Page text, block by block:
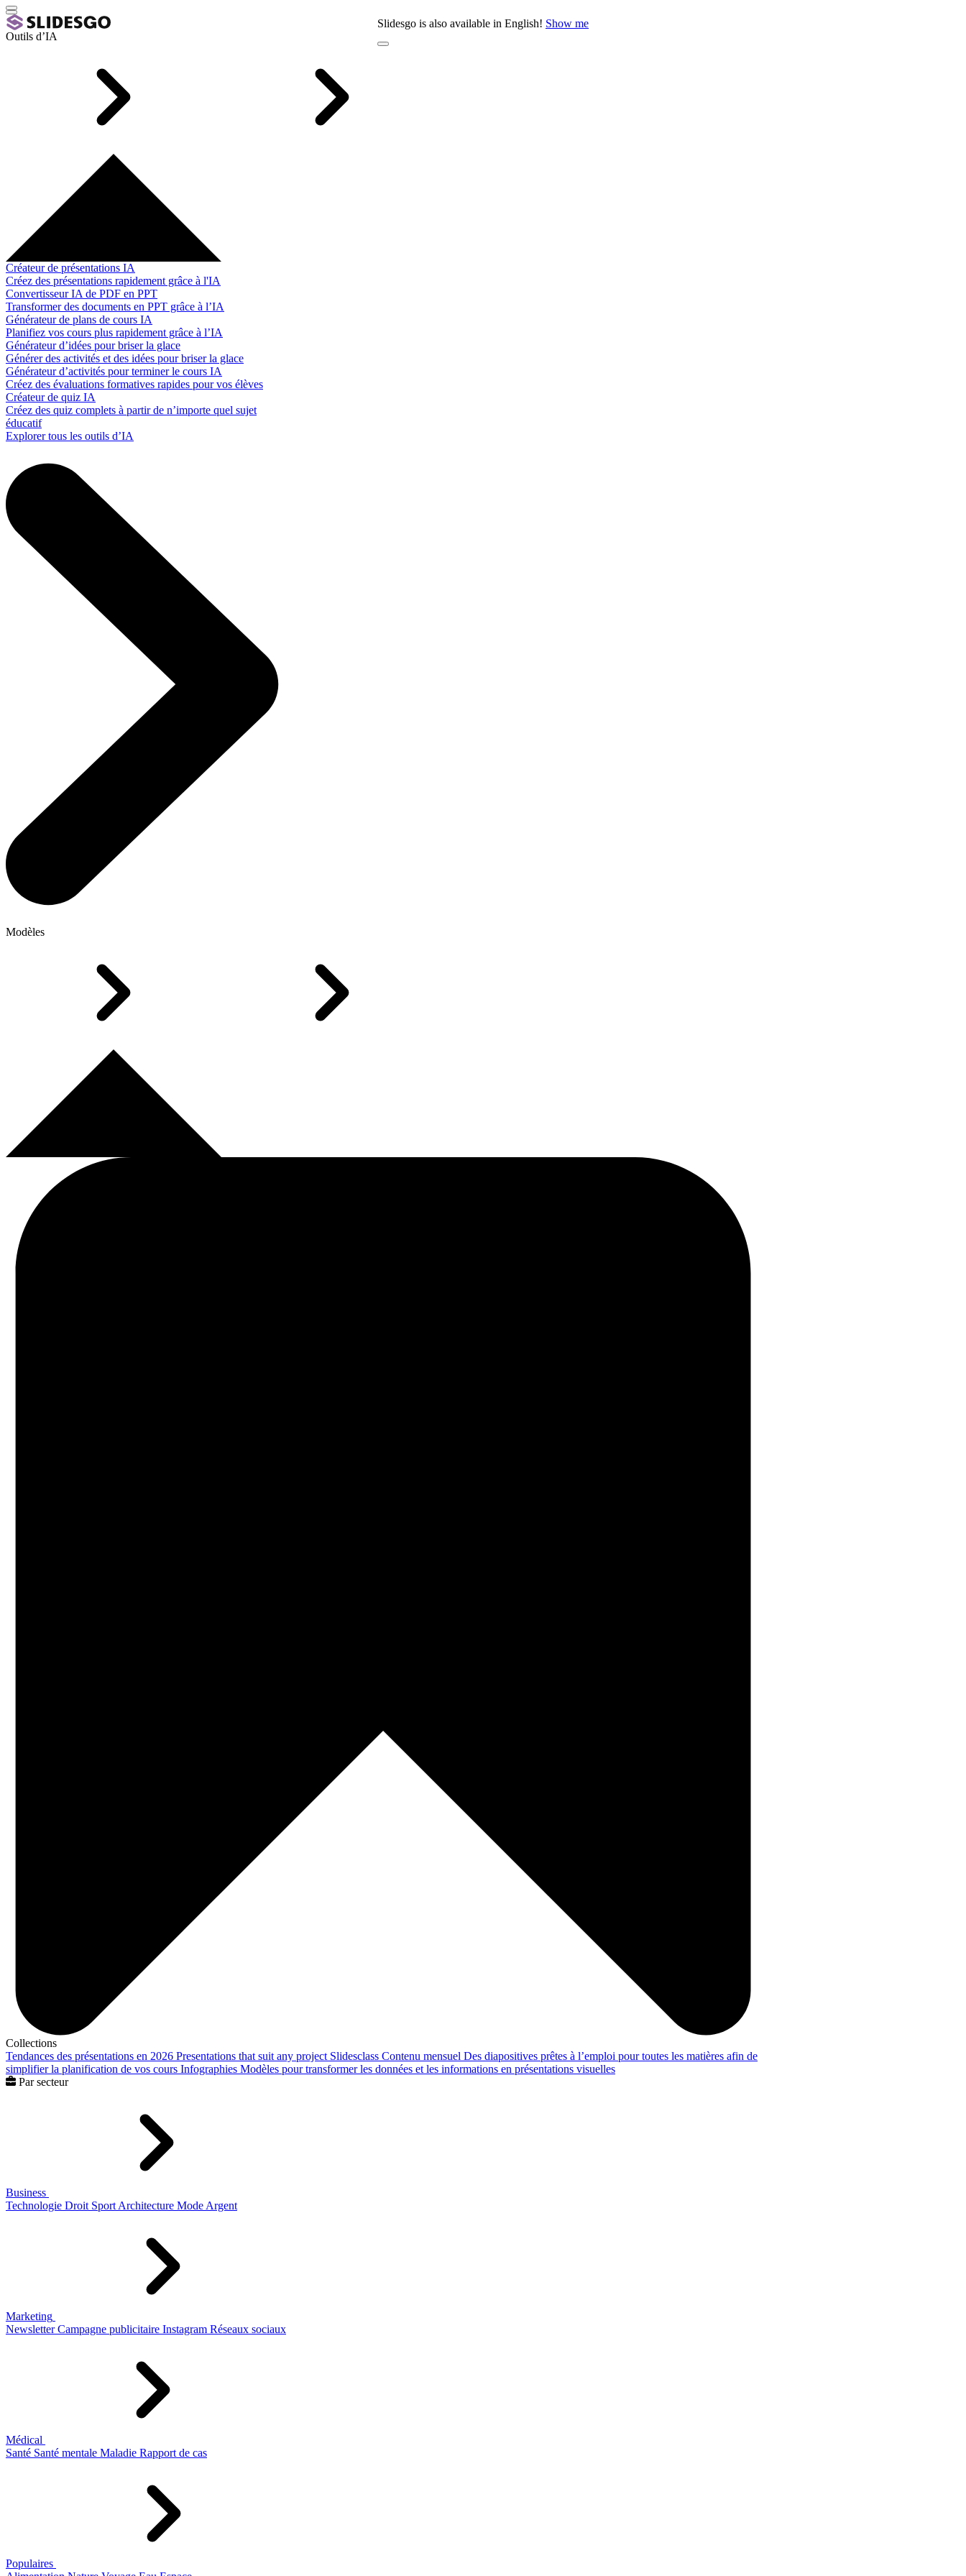
Slidesgo is also available in English! Show me
Outils d’IA
Créateur de présentations IA
Créez des présentations rapidement grâce à l'IA
Convertisseur IA de PDF en PPT
Transformer des documents en PPT grâce à l’IA
Générateur de plans de cours IA
Planifiez vos cours plus rapidement grâce à l’IA
Générateur d’idées pour briser la glace
Générer des activités et des idées pour briser la glace
Générateur d’activités pour terminer le cours IA
Créez des évaluations formatives rapides pour vos élèves
Créateur de quiz IA
Créez des quiz complets à partir de n’importe quel sujet
éducatif
Explorer tous les outils d’IA
Modèles
Collections
Tendances des présentations en 2026 Presentations that suit any project Slidesclass Contenu mensuel Des diapositives prêtes à l’emploi pour toutes les matières afin de
simplifier la planification de vos cours Infographies Modèles pour transformer les données et les informations en présentations visuelles
Par secteur
Business
Technologie Droit Sport Architecture Mode Argent
Marketing
Newsletter Campagne publicitaire Instagram Réseaux sociaux
Médical
Santé Santé mentale Maladie Rapport de cas
Populaires